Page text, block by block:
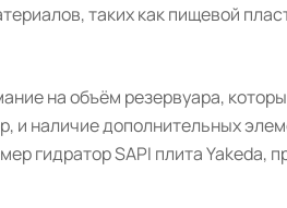
таких как пищевой
на объём резервуара,
и наличие дополнительных
гидратор SAPI плита Yakeda,